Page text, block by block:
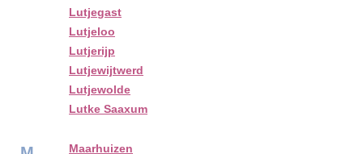
Lutjegast
Lutjeloo
Lutjerijp
Lutjewijtwerd
Lutjewolde
Lutke Saaxum
Maarhuizen